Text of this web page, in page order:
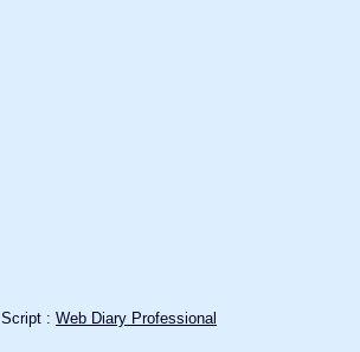
Script : Web Diary Professional